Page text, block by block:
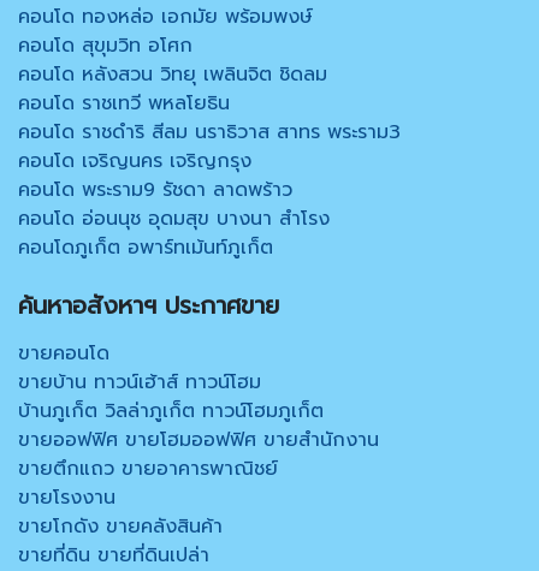
คอนโด ทองหล่อ เอกมัย พร้อมพงษ์
คอนโด สุขุมวิท อโศก
คอนโด หลังสวน วิทยุ เพลินจิต ชิดลม
คอนโด ราชเทวี พหลโยธิน
คอนโด ราชดำริ สีลม นราธิวาส สาทร พระราม3
คอนโด เจริญนคร เจริญกรุง
คอนโด พระราม9 รัชดา ลาดพร้าว
คอนโด อ่อนนุช อุดมสุข บางนา สำโรง
คอนโดภูเก็ต อพาร์ทเม้นท์ภูเก็ต
ค้นหาอสังหาฯ ประกาศขาย
ขายคอนโด
ขายบ้าน ทาวน์เฮ้าส์ ทาวน์โฮม
บ้านภูเก็ต วิลล่าภูเก็ต ทาวน์โฮมภูเก็ต
ขายออฟฟิศ ขายโฮมออฟฟิศ ขายสำนักงาน
ขายตึกแถว ขายอาคารพาณิชย์
ขายโรงงาน
ขายโกดัง ขายคลังสินค้า
ขายที่ดิน ขายที่ดินเปล่า